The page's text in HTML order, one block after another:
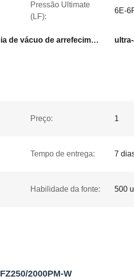
Pressão Ultimate
(LF):
6E-
tecnologia de vácuo de arrefecimento por água
Preço: 1
Tempo de entrega: 7
Habilidade da fonte: 500
2000PM-W